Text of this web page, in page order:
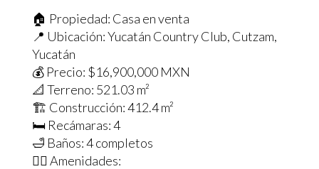
🏠 Propiedad: Casa en venta
📍 Ubicación: Yucatán Country Club, Cutzam,
Yucatán
💰 Precio: $16,900,000 MXN
📐 Terreno: 521.03 m²
🏗️ Construcción: 412.4 m²
🛏️ Recámaras: 4
🛁 Baños: 4 completos
🏊‍♀️ Amenidades: